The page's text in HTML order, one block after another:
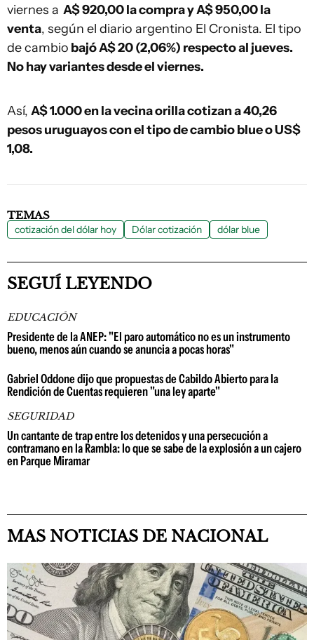
viernes a A$ 920,00 la compra y A$ 950,00 la
venta, según el diario argentino El Cronista. El tipo
de cambio bajó A$ 20 (2,06%) respecto al jueves.
No hay variantes desde el viernes.
Así, A$ 1.000 en la vecina orilla cotizan a 40,26
pesos uruguayos con el tipo de cambio blue o US$
1,08.
TEMAS
cotización del dólar hoy Dólar cotización dólar blue
SEGUÍ LEYENDO
EDUCACIÓN
Presidente de la ANEP: "El paro automático no es un instrumento
bueno, menos aún cuando se anuncia a pocas horas"
Gabriel Oddone dijo que propuestas de Cabildo Abierto para la
Rendición de Cuentas requieren "una ley aparte"
SEGURIDAD
Un cantante de trap entre los detenidos y una persecución a
contramano en la Rambla: lo que se sabe de la explosión a un cajero
en Parque Miramar
MAS NOTICIAS DE NACIONAL